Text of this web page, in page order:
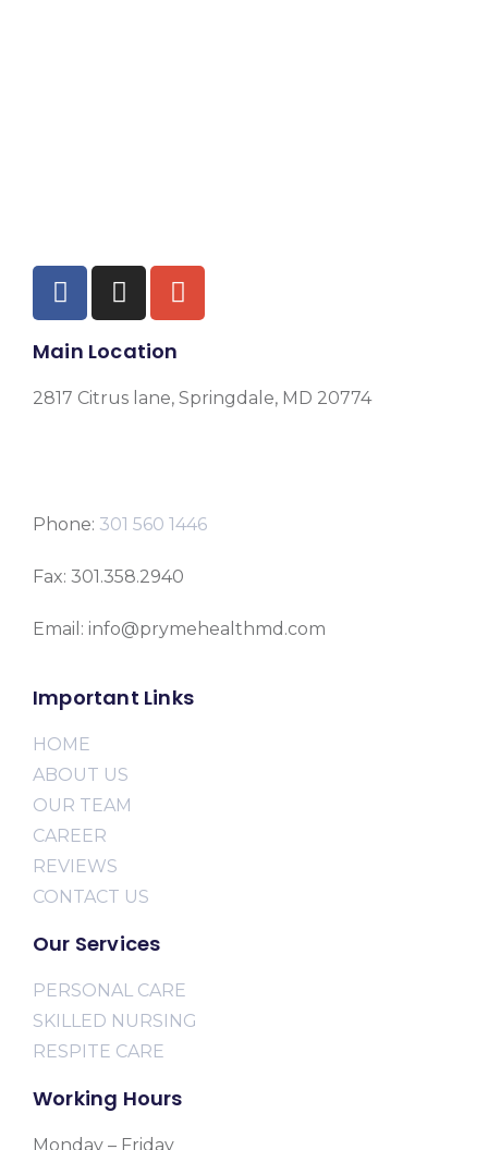
Main Location
2817 Citrus lane, Springdale, MD 20774
Phone: 301 560 1446
Fax: 301.358.2940
Email: info@prymehealthmd.com
Important Links
HOME
ABOUT US
OUR TEAM
CAREER
REVIEWS
CONTACT US
Our Services
PERSONAL CARE
SKILLED NURSING
RESPITE CARE
Working Hours
Monday – Friday